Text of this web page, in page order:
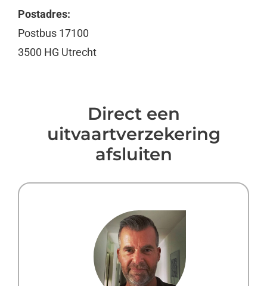
Postadres:
Postbus 17100
3500 HG Utrecht
Direct een
uitvaartverzekering
afsluiten